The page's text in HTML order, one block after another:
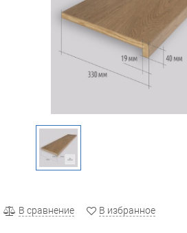
В сравнение В избранное